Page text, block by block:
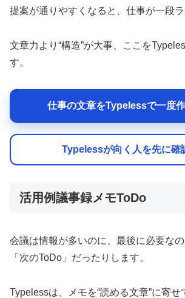
提案が通りやすくなると、仕事が一段ラ
文章力より“構造”が大事、ここを
す。
仕事の文章をTypelessで一度
Typelessが向く人を先に確
活用例議事録メモToDo
会議は情報が多いのに、最後に必要な
「次のToDo」だったりします。
Typelessは、メモを“読める文章”に寄